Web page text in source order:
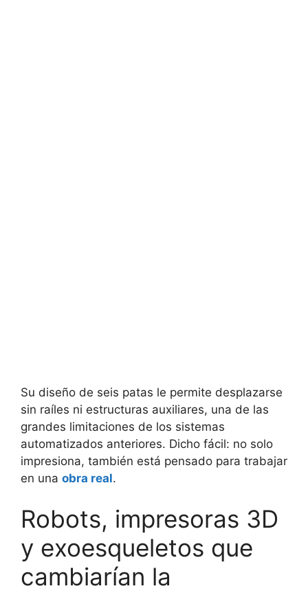
Su diseño de seis patas le permite desplazarse
sin raíles ni estructuras auxiliares, una de las
grandes limitaciones de los sistemas
automatizados anteriores. Dicho fácil: no solo
impresiona, también está pensado para trabajar
en una obra real.
Robots, impresoras 3D
y exoesqueletos que
cambiarían la